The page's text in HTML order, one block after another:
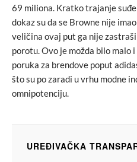
69 miliona. Kratko trajanje
dokaz su da se Browne nije
veličina ovaj put ga nije
porotu. Ovo je možda bilo malo
poruka za brendove poput
što su po zaradi u vrhu modne
omnipotenciju.
UREĐIVAČKA